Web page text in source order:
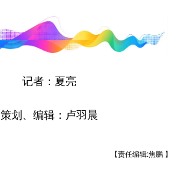
记者：夏亮
策划、编辑：卢羽晨
【责任编辑:焦鹏 】